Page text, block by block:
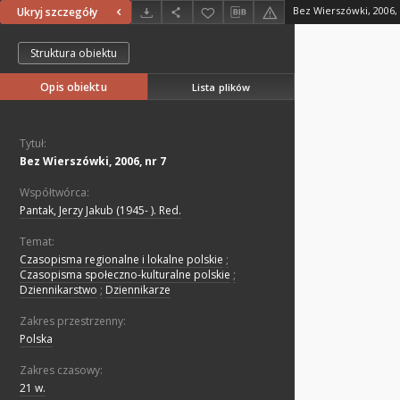
Ukryj szczegóły Bez Wierszówki,
Struktura obiektu
Opis obiektu Lista plików
Tytuł:
Bez Wierszówki, 2006, nr 7
Współtwórca:
Pantak, Jerzy Jakub (1945- ). Red.
Temat:
Czasopisma regionalne i lokalne polskie ;
Czasopisma społeczno-kulturalne polskie ;
Dziennikarstwo ; Dziennikarze
Zakres przestrzenny:
Polska
Zakres czasowy:
21 w.